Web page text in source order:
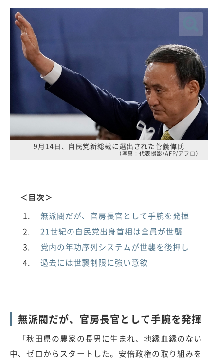
9月14日、自民党新総裁に選出された菅義偉氏
（写真：代表撮影/AFP/アフロ）
＜目次＞
無派閥だが、官房長官として手腕を発揮
21世紀の自民党出身首相は全員が世襲
党内の年功序列システムが世襲を後押し
過去には世襲制限に強い意欲
無派閥だが、官房長官として手腕を発揮
「秋田県の農家の長男に生まれ、地縁血縁のない
中、ゼロからスタートした。安倍政権の取り組みを